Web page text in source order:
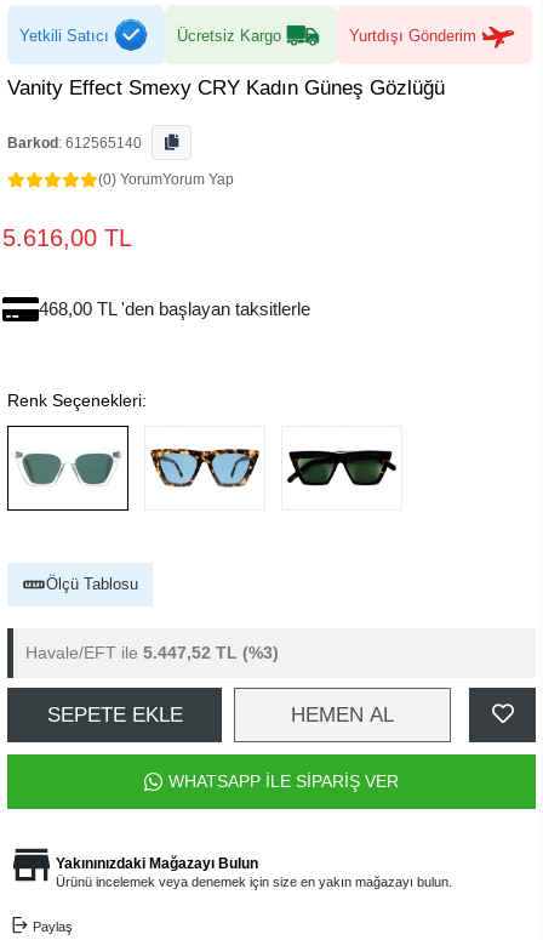
Yetkili Satıcı Ücretsiz Kargo Yurtdışı Gönderim
Vanity Effect Smexy CRY Kadın Güneş Gözlüğü
Barkod : 612565140
(0) YorumYorum Yap
5.616,00 TL
468,00 TL 'den başlayan taksitlerle
Renk Seçenekleri:
Ölçü Tablosu
Havale/EFT ile 5.447,52 TL (%3)
SEPETE EKLE HEMEN AL
WHATSAPP İLE SİPARİŞ VER
Yakınınızdaki Mağazayı Bulun
Ürünü incelemek veya denemek için size en yakın mağazayı bulun.
Paylaş